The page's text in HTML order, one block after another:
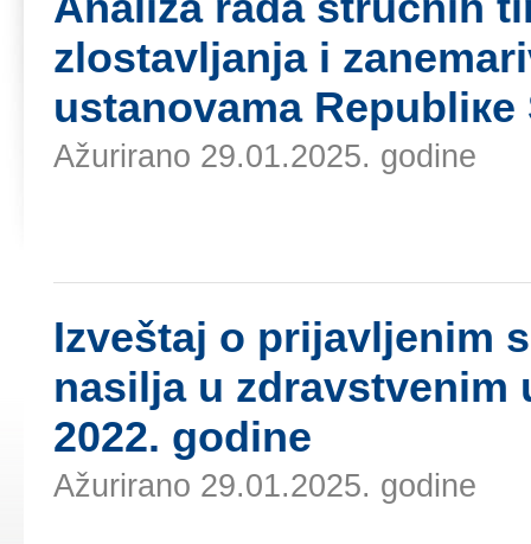
zlоstаvljаnjа i
ustаnоvаmа Rеpubliке
Ažurirano 29.01.2025. godine
Izvеštај о priјаvljеnim
nаsiljа u zdrаvstvеnim
2022. gоdinе
Ažurirano 29.01.2025. godine